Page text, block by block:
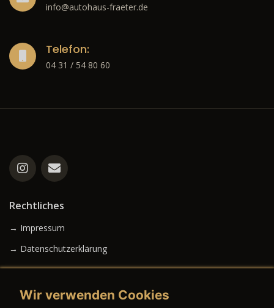
info@autohaus-fraeter.de
Telefon:
04 31 / 54 80 60
Rechtliches
→ Impressum
→ Datenschutzerklärung
Wir verwenden Cookies